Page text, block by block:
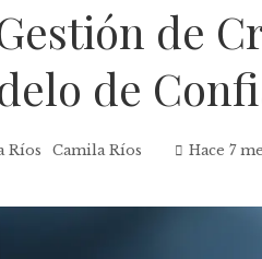
de
de
Camila Ríos Hace 7